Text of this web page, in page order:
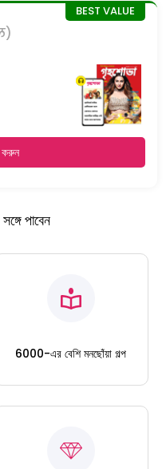
করুন
পাবেন
6000-এর বেশি মনছোঁয়া গল্প